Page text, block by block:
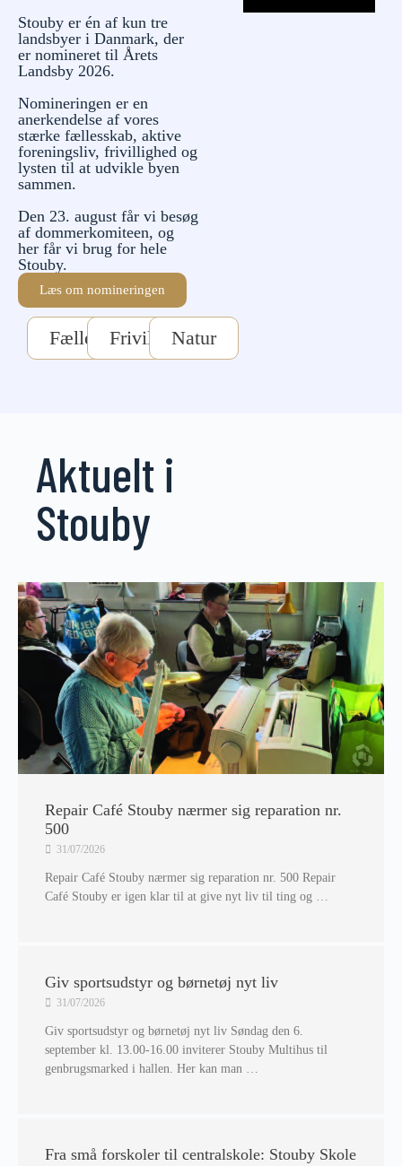
Stouby er én af kun tre
landsbyer i Danmark, der
er nomineret til Årets
Landsby 2026.
Nomineringen er en
anerkendelse af vores
stærke fællesskab, aktive
foreningsliv, frivillighed og
lysten til at udvikle byen
sammen.
Den 23. august får vi besøg
af dommerkomiteen, og
her får vi brug for hele
Stouby.
Læs om nomineringen
FællesskabFrivillighed
Natur
Aktuelt i
Stouby
Repair Café Stouby nærmer sig reparation nr.
500
31/07/2026
Repair Café Stouby nærmer sig reparation nr. 500 Repair
Café Stouby er igen klar til at give nyt liv til ting og …
Giv sportsudstyr og børnetøj nyt liv
31/07/2026
Giv sportsudstyr og børnetøj nyt liv Søndag den 6.
september kl. 13.00-16.00 inviterer Stouby Multihus til
genbrugsmarked i hallen. Her kan man …
Fra små forskoler til centralskole: Stouby Skole